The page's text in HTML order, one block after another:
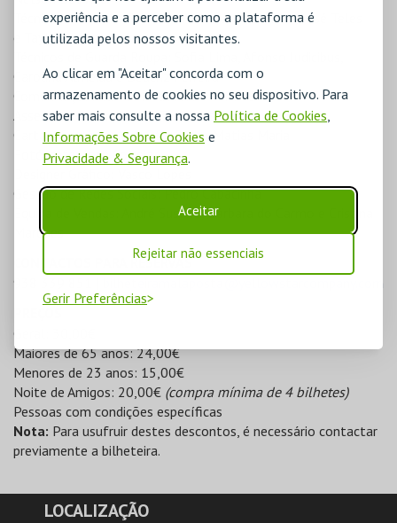
experiência e a perceber como a plataforma é
utilizada pelos nossos visitantes.
Ao clicar em "Aceitar" concorda com o
armazenamento de cookies no seu dispositivo. Para
saber mais consulte a nossa Política de Cookies
Informações Sobre Cookies e
Privacidade & Segurança.
Aceitar
Rejeitar não essenciais
Gerir Preferências
Técnicos de Palco: Fábio Bernardo, João Duarte, José Teles
e Taylor Soares
Carolina Almeida e Beatriz Ferreira
Comunicação: Carla Matadinho e Vera Claro
Assessoria de Imprensa: Teresa de Oliveira Martins
Cartaz, Criativo e Voz Off: Pedro Matias Maria
Fotógrafo: José Correia
Gestão de Redes Sociais: Pedro Cabacinha
Equipa de Vendas: André Susano, Bárbara do Carmo e Cristina
Marques
CONTACTOS PARA RESERVAS
938 339 851 |
Geral: 30,00€
Maiores de 65 anos: 24,00€
Menores de 23 anos: 15,00€
Noite de Amigos: 20,00€ (compra mínima de 4 bilhetes)
Pessoas com condições específicas
Nota: Para usufruir destes descontos, é necessário contactar
previamente a bilheteira.
LOCALIZAÇÃO